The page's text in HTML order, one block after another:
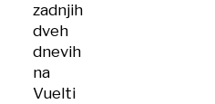
zadnjih
dveh
dnevih
na
Vuelti